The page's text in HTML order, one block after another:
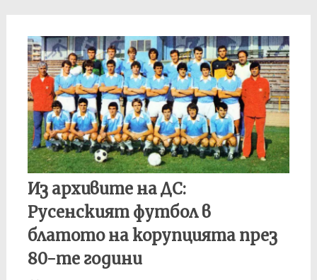
Из архивите на ДС:
Русенският футбол в
блатото на корупцията през
80-те години